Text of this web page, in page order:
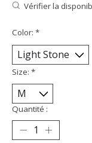
Vérifier la
Color: *
Size: *
Quantité :